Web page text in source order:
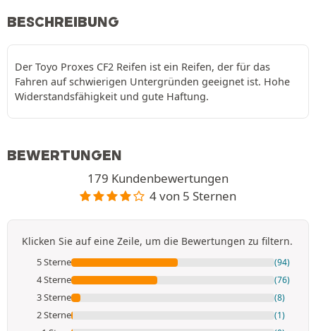
BESCHREIBUNG
Der Toyo Proxes CF2 Reifen ist ein Reifen, der für das
Fahren auf schwierigen Untergründen geeignet ist. Hohe
Widerstandsfähigkeit und gute Haftung.
BEWERTUNGEN
179 Kundenbewertungen
4 von 5 Sternen
Klicken Sie auf eine Zeile, um die Bewertungen zu filtern.
5 Sterne (94)
4 Sterne (76)
3 Sterne (8)
2 Sterne (1)